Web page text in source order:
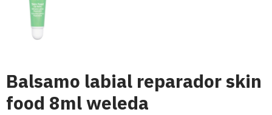
Balsamo labial reparador skin
food 8ml weleda